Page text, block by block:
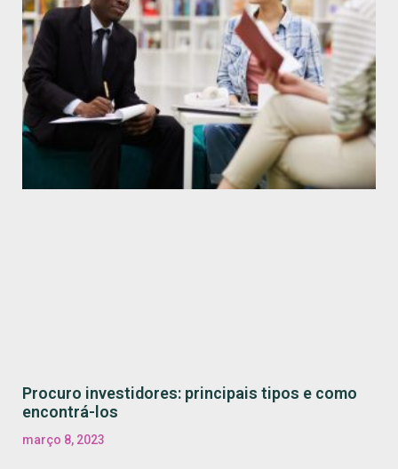
Procuro investidores: principais tipos e como
encontrá-los
março 8, 2023